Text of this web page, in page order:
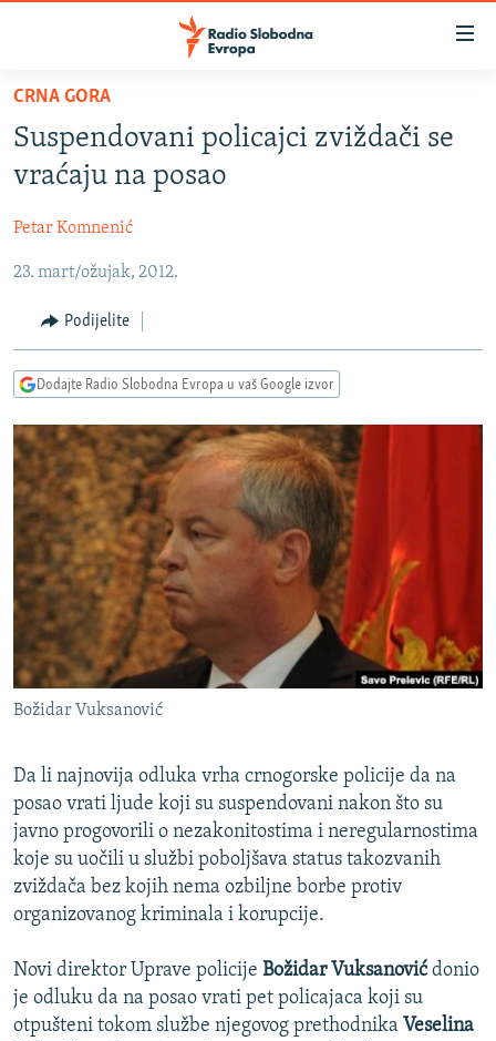
Pređite
glavni
sadržaj
na
navigaciju
Pređite
pretragu
BOSNA I HERCEGOVINA
KOSOVO
CRNA GORA
VIZUELNO
FOTOGALERIJE
INFOGRAFIKE
PODCASTI
RAT U UKRAJINI
KINA NA BALKANU
RSE PRIČE IZ SVIJETA
ISPRIČAJ MI
DNEVNO@RSE
SPECIJALI RSE
VIŠE OD NASLOVA
GENOCID U SREBRENICI
POPLAVE I KLIZIŠTA U BIH 2024.
POST SCRIPTUM
MOJA EVROPA
TRI DECENIJE OD RATA U BIH
SVE KARTE DEJTONA
NASTANAK I RASPAD JUGOSLAVIJE
PRATITE NAS
Sve RFE/RL stranice
CRNA GORA
Suspendovani policajci zviždači se
vraćaju na posao
Petar Komnenić
23. mart/ožujak, 2012.
Podijelite
Dodajte Radio Slobodna Evropa u vaš Google izvor
Božidar Vuksanović
Da li najnovija odluka vrha crnogorske policije da na
posao vrati ljude koji su suspendovani nakon što su
javno progovorili o nezakonitostima i neregularnostima
koje su uočili u službi poboljšava status takozvanih
zviždača bez kojih nema ozbiljne borbe protiv
organizovanog kriminala i korupcije.
Novi direktor Uprave policije Božidar Vuksanovićdonio
je odluku da na posao vrati pet policajaca koji su
otpušteni tokom službe njegovog prethodnika Veselina